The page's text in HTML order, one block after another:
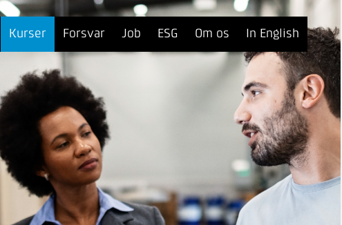
Kurser Forsvar Job ESG Om os In English